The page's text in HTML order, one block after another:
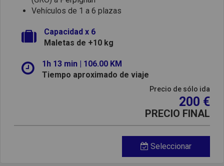
Vehículos de 1 a 6 plazas
Capacidad x 6
Maletas de +10 kg
1h 13 min | 106.00 KM
Tiempo aproximado de viaje
Precio de sólo ida
200 €
PRECIO FINAL
Seleccionar